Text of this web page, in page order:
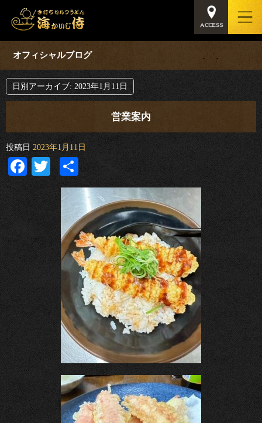
オフィシャルブログ
日別アーカイブ: 2023年1月11日
営業案内
投稿日 2023年1月11日
Facebook
Twitter
共
有